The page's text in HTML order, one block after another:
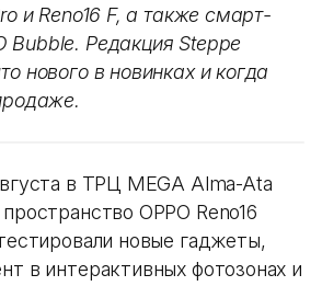
и Reno16 F, а также смарт-
Bubble. Редакция Steppe
нового в новинках и когда
в ТРЦ MEGA Alma-Ata
OPPO Reno16
новые гаджеты,
в интерактивных фотозонах и